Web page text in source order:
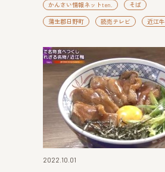
かんさい情報ネットten. そば
蒲生郡日野町 読売テレビ 近江牛
2022.10.01